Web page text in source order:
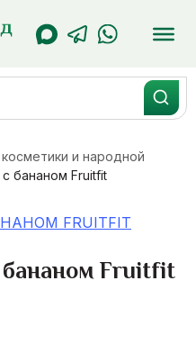
и народной
бананом Fruitfit
Fruitfit